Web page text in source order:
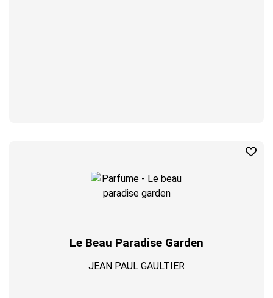
Le Beau Paradise Garden
JEAN PAUL GAULTIER